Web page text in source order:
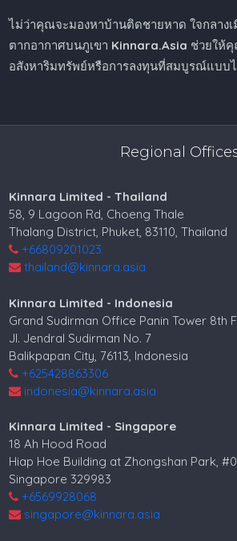
ไม่ว่าคุณจะมองหาบ้านติดชายหาด ใจกลาง
ตากอากาศบนภูเขา Kinnara.Asia ช่วยให้
อสังหาริมทรัพย์หรือการลงทุนที่สมบูรณ์แบบไ
Regional
Kinnara Limited - Thailand
58, 9 Lagoon Rd, Choeng Thale
Thalang District, Phuket, 83110, Thailand
+66809201023
thailand@kinnara.asia
Kinnara Limited - Indonesia
Grand Sudirman Office Panin Tower 8th
Jl. Jendral Sudirman No. 7
Balikpapan City, 76113, Indonesia
+625428863306
indonesia@kinnara.asia
Kinnara Limited - Singapore
18 Ah Hood Road
Hiap Hoe Building at Zhongshan Park,
Singapore 329983
+6569928068
singapore@kinnara.asia